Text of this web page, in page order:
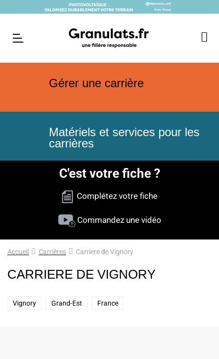
Gérer une carrière
Matériels et services pour les
carrières
C'est votre fiche ?
Complétez votre fiche
Commandez une vidéo
Accueil Carrières Carriere de Vignory
CARRIERE DE VIGNORY
Vignory Grand-Est France